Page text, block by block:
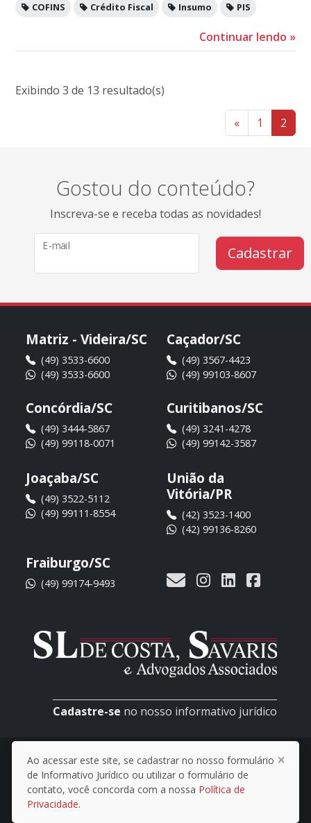
COFINS Crédito Fiscal Insumo PIS
Continuar lendo »
Exibindo 3 de 13 resultado(s)
« 1 2
Gostou do conteúdo?
Inscreva-se e receba todas as novidades!
E-mail Cadastrar
Matriz - Videira/SC
(49) 3533-6600
(49) 3533-6600
Caçador/SC
(49) 3567-4423
(49) 99103-8607
Concórdia/SC
(49) 3444-5867
(49) 99118-0071
Curitibanos/SC
(49) 3241-4278
(49) 99142-3587
Joaçaba/SC
(49) 3522-5112
(49) 99111-8554
União da
Vitória/PR
(42) 3523-1400
(42) 99136-8260
Fraiburgo/SC
(49) 99174-9493
Cadastre-se no nosso informativo jurídico
© 2026 SL de Costa, Savaris e Advogados
Associados
OAB/SC 063/1990. Todos os direitos reservados.
Veja a nossa
Ao acessar este site, se cadastrar no nosso formulário
de Informativo Jurídico ou utilizar o formulário de
contato, você concorda com a nossa Política de
Privacidade.